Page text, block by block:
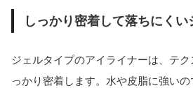
しっかり密着して落ちにくい
ジェルタイプのアイライナーは、テ
っかり密着します。水や皮脂に強い